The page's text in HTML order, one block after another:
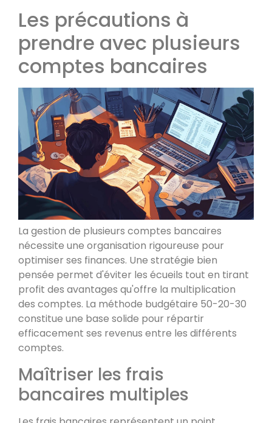
Les précautions à
prendre avec plusieurs
comptes bancaires
La gestion de plusieurs comptes bancaires
nécessite une organisation rigoureuse pour
optimiser ses finances. Une stratégie bien
pensée permet d'éviter les écueils tout en tirant
profit des avantages qu'offre la multiplication
des comptes. La méthode budgétaire 50-20-30
constitue une base solide pour répartir
efficacement ses revenus entre les différents
comptes.
Maîtriser les frais
bancaires multiples